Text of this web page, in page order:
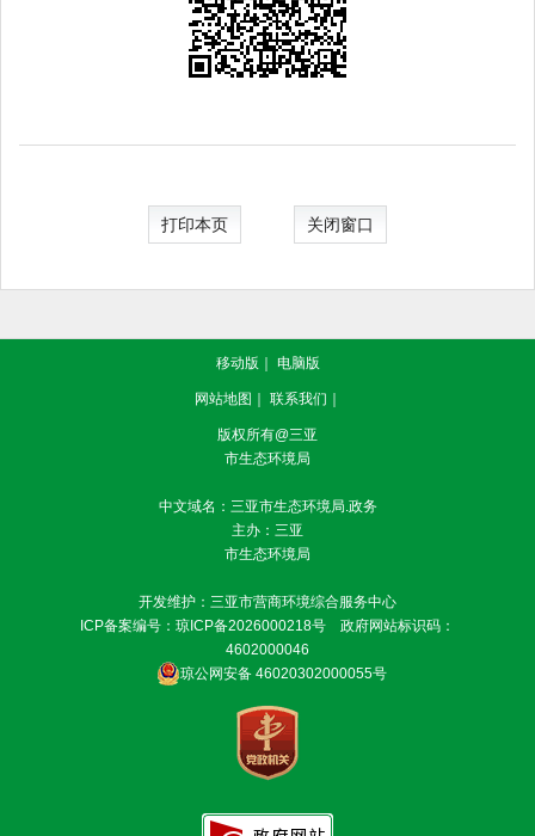
打印本页 关闭窗口
移动版 ｜ 电脑版
网站地图 ｜ 联系我们 ｜
版权所有@三亚
市生态环境局
中文域名：三亚市生态环境局.政务
主办：三亚
市生态环境局
开发维护：三亚市营商环境综合服务中心
ICP备案编号： 琼ICP备2026000218号
政府网站标识码：
4602000046
琼公网安备 46020302000055号